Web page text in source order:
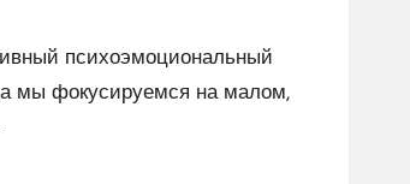
психоэмоциональный
мы фокусируемся на малом,